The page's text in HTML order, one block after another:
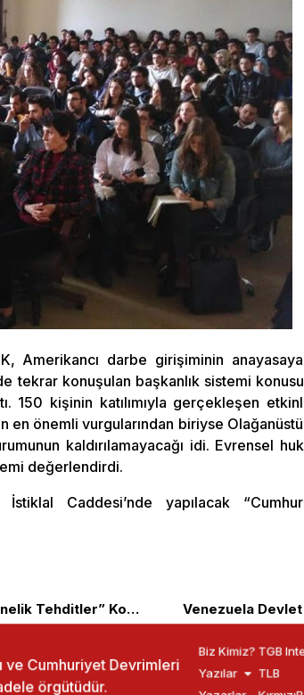
Amerikancı darbe girişiminin
tekrar konuşulan başkanlık sistemi
150 kişinin katılımıyla gerçekleşen
en önemli vurgularından biriyse
kaldırılamayacağı idi. Evrensel
değerlendirdi.
Caddesi’nde yapılacak
Sakarya Üniversitesi ADT’den “Türkiye’ye Yönelik Tehditler” Konferansı
Venezuela Devlet
ve Cumhuriyet Devrimleri
örgütüdür.
Biz Kimiz?
Yazılar
TGB
TLB